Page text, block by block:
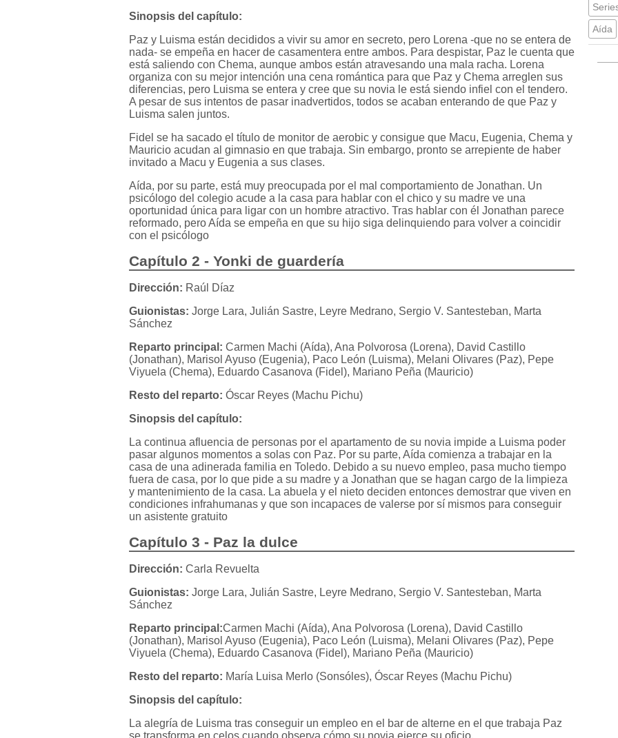
Sinopsis del capítulo:
Paz y Luisma están decididos a vivir su amor en secreto, pero Lorena -que no se entera de
nada- se empeña en hacer de casamentera entre ambos. Para despistar, Paz le cuenta que
está saliendo con Chema, aunque ambos están atravesando una mala racha. Lorena
organiza con su mejor intención una cena romántica para que Paz y Chema arreglen sus
diferencias, pero Luisma se entera y cree que su novia le está siendo infiel con el tendero.
A pesar de sus intentos de pasar inadvertidos, todos se acaban enterando de que Paz y
Luisma salen juntos.
Fidel se ha sacado el título de monitor de aerobic y consigue que Macu, Eugenia, Chema y
Mauricio acudan al gimnasio en que trabaja. Sin embargo, pronto se arrepiente de haber
invitado a Macu y Eugenia a sus clases.
Aída, por su parte, está muy preocupada por el mal comportamiento de Jonathan. Un
psicólogo del colegio acude a la casa para hablar con el chico y su madre ve una
oportunidad única para ligar con un hombre atractivo. Tras hablar con él Jonathan parece
reformado, pero Aída se empeña en que su hijo siga delinquiendo para volver a coincidir
con el psicólogo
Capítulo 2 - Yonki de guardería
Dirección: Raúl Díaz
Guionistas: Jorge Lara, Julián Sastre, Leyre Medrano, Sergio V. Santesteban, Marta
Sánchez
Reparto principal: Carmen Machi (Aída), Ana Polvorosa (Lorena), David Castillo
(Jonathan), Marisol Ayuso (Eugenia), Paco León (Luisma), Melani Olivares (Paz), Pepe
Viyuela (Chema), Eduardo Casanova (Fidel), Mariano Peña (Mauricio)
Resto del reparto: Óscar Reyes (Machu Pichu)
Sinopsis del capítulo:
La continua afluencia de personas por el apartamento de su novia impide a Luisma poder
pasar algunos momentos a solas con Paz. Por su parte, Aída comienza a trabajar en la
casa de una adinerada familia en Toledo. Debido a su nuevo empleo, pasa mucho tiempo
fuera de casa, por lo que pide a su madre y a Jonathan que se hagan cargo de la limpieza
y mantenimiento de la casa. La abuela y el nieto deciden entonces demostrar que viven en
condiciones infrahumanas y que son incapaces de valerse por sí mismos para conseguir
un asistente gratuito
Capítulo 3 - Paz la dulce
Dirección: Carla Revuelta
Guionistas: Jorge Lara, Julián Sastre, Leyre Medrano, Sergio V. Santesteban, Marta
Sánchez
Reparto principal:Carmen Machi (Aída), Ana Polvorosa (Lorena), David Castillo
(Jonathan), Marisol Ayuso (Eugenia), Paco León (Luisma), Melani Olivares (Paz), Pepe
Viyuela (Chema), Eduardo Casanova (Fidel), Mariano Peña (Mauricio)
Resto del reparto: María Luisa Merlo (Sonsóles), Óscar Reyes (Machu Pichu)
Sinopsis del capítulo:
La alegría de Luisma tras conseguir un empleo en el bar de alterne en el que trabaja Paz
se transforma en celos cuando observa cómo su novia ejerce su oficio.
Aída